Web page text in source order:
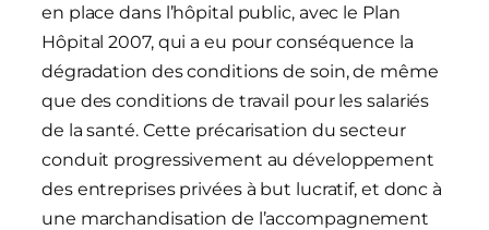
en place dans l’hôpital public, avec le Plan
Hôpital 2007, qui a eu pour conséquence la
dégradation des conditions de soin, de même
que des conditions de travail pour les salariés
de la santé. Cette précarisation du secteur
conduit progressivement au développement
des entreprises privées à but lucratif, et donc à
une marchandisation de l’accompagnement